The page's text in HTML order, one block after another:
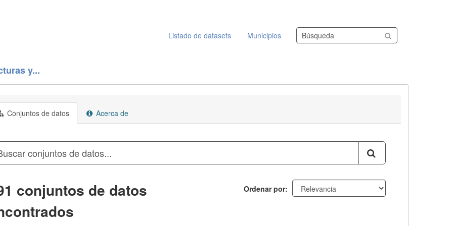
Listado de datasets
Municipios Buscar conjuntos de datos
y...
Conjuntos de datos Acerca de
Ordenar por
conjuntos de datos